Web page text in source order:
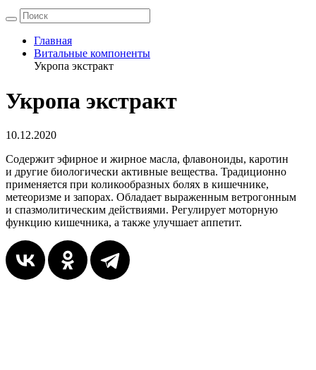
Главная
Витальные компоненты
Укропа экстракт
Укропа экстракт
10.12.2020
Содержит эфирное и жирное масла, флавоноиды, каротин
и другие биологически активные вещества. Традиционно
применяется при коликообразных болях в кишечнике,
метеоризме и запорах. Обладает выраженным ветрогонным
и спазмолитическим действиями. Регулирует моторную
функцию кишечника, а также улучшает аппетит.